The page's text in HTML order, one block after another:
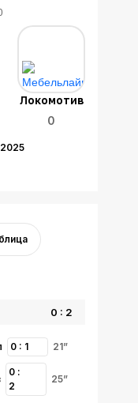
Локомотив
0
21”
0 : 1
25”
0 :
2
0 : 2